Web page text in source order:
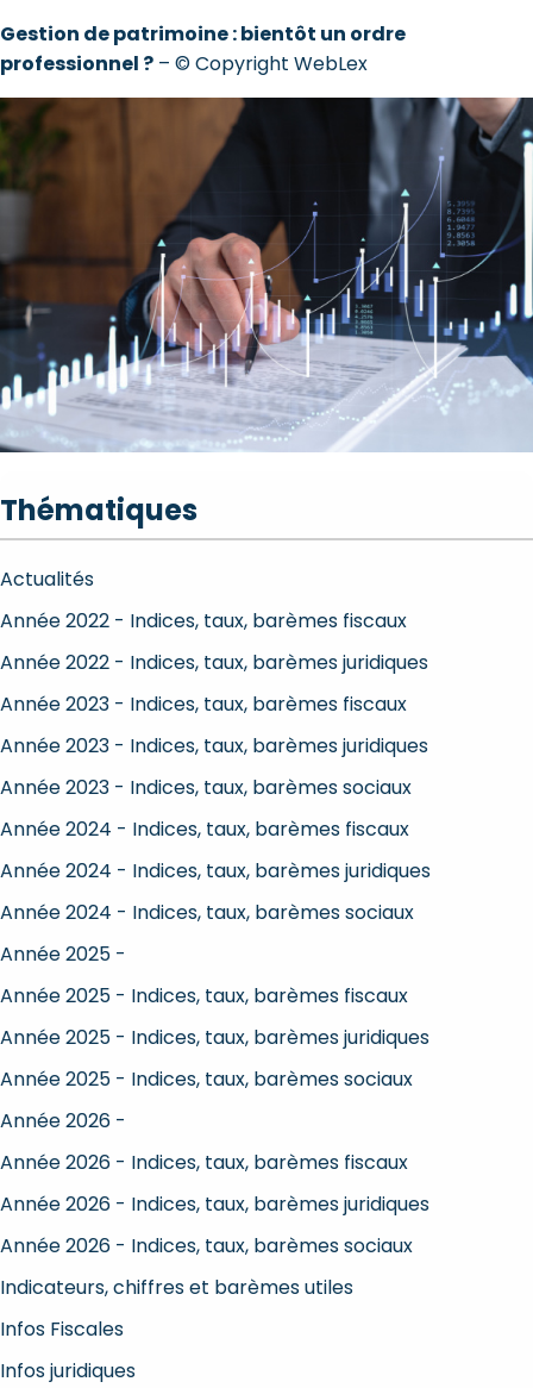
Gestion de patrimoine : bientôt un ordre
professionnel ? – © Copyright WebLex
Thématiques
Actualités
Année 2022 - Indices, taux, barèmes fiscaux
Année 2022 - Indices, taux, barèmes juridiques
Année 2023 - Indices, taux, barèmes fiscaux
Année 2023 - Indices, taux, barèmes juridiques
Année 2023 - Indices, taux, barèmes sociaux
Année 2024 - Indices, taux, barèmes fiscaux
Année 2024 - Indices, taux, barèmes juridiques
Année 2024 - Indices, taux, barèmes sociaux
Année 2025 -
Année 2025 - Indices, taux, barèmes fiscaux
Année 2025 - Indices, taux, barèmes juridiques
Année 2025 - Indices, taux, barèmes sociaux
Année 2026 -
Année 2026 - Indices, taux, barèmes fiscaux
Année 2026 - Indices, taux, barèmes juridiques
Année 2026 - Indices, taux, barèmes sociaux
Indicateurs, chiffres et barèmes utiles
Infos Fiscales
Infos juridiques